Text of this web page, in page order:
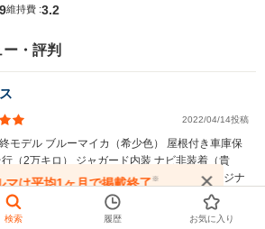
維持費 :3.2
・評判
2022/04/14投稿
モデル ブルーマイカ（希少色） 屋根付き車庫保
（2万キロ） ジャガード内装 ナビ非装着（貴
補修歴無し ディーラー整備 完全フルオリジナ
レーンにも程があるモデルにこだわりすぎて、十数
し続けても見つけることができなかったプログレ。
マは平均1ヶ月で掲載終了※
る前にお問い合わせください
検索 履歴 お気に入り